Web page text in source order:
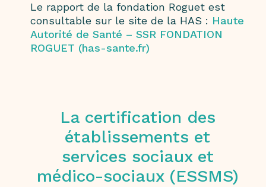
Le rapport de la fondation Roguet est
consultable sur le site de la HAS : Haute
Autorité de Santé – SSR FONDATION
ROGUET (has-sante.fr)
La certification des
établissements et
services sociaux et
médico-sociaux (ESSMS)